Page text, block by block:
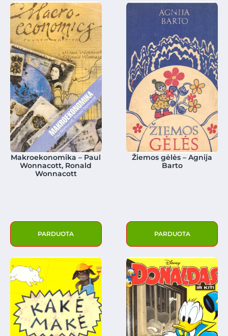
Makroekonomika – Paul
Wonnacott, Ronald
Wonnacott
PARDUOTA
Žiemos gėlės – Agnija
Barto
PARDUOTA